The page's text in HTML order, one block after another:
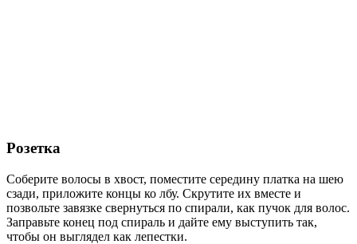
Розетка
Соберите волосы в хвост, поместите середину платка на шею
сзади, приложите концы ко лбу. Скрутите их вместе и
позвольте завязке свернуться по спирали, как пучок для волос.
Заправьте конец под спираль и дайте ему выступить так,
чтобы он выглядел как лепестки.